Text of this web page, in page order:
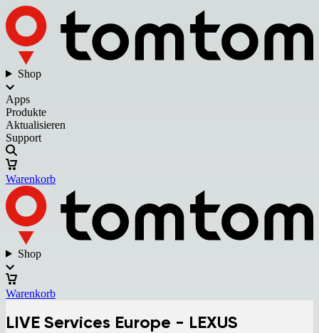
Shop
Apps
Produkte
Aktualisieren
Support
Warenkorb
Shop
Warenkorb
LIVE Services Europe - LEXUS